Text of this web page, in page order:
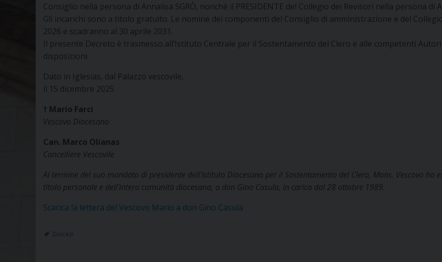
Consiglio nella persona di Annalisa SGRÒ, nonché il PRESIDENTE del Collegio dei Revisori nella persona di
Gli incarichi sono a titolo gratuito. Le nomine dei componenti del Consiglio di amministrazione e del
2026 e scadranno al 30 aprile 2031.
Il presente Decreto è trasmesso all’Istituto Centrale per il Sostentamento del Clero e alle competenti
disposizioni.
Dato in Iglesias, dal Palazzo vescovile,
il 15 dicembre 2025
† Mario Farci
Vescovo Diocesano
Can. Marco Olianas
Cancelliere Vescovile
Al termine del suo mandato di presidente dell’Istituto Diocesano per il Sostentamento del Clero, Mons. Vescovo
titolo personale e dell’intera comunità diocesana, a don Gino Casula, in carica dal 28 ottobre 1989.
Scarica la lettera del Vescovo Mario a don Gino Casula
Diocesi